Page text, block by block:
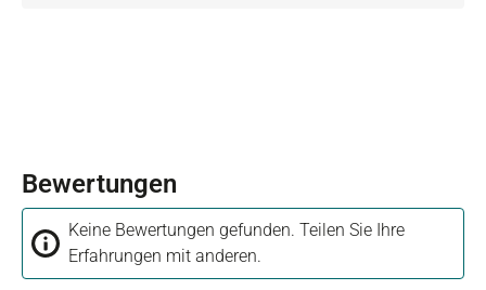
Bewertungen
Keine Bewertungen gefunden. Teilen Sie Ihre
Erfahrungen mit anderen.